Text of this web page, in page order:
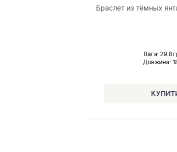
Браслет из тёмных
Вага: 29.8
Довжина: